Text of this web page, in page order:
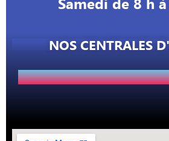
Samedi de 8 h
NOS CENTRALES